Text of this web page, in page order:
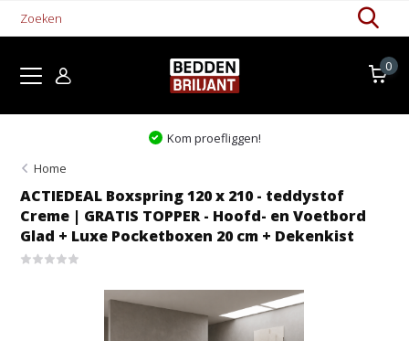
0
Kom proefliggen!
Home
ACTIEDEAL Boxspring 120 x 210 - teddystof
Creme | GRATIS TOPPER - Hoofd- en Voetbord
Glad + Luxe Pocketboxen 20 cm + Dekenkist